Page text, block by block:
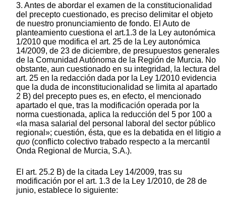
3. Antes de abordar el examen de la constitucionalidad
del precepto cuestionado, es preciso delimitar el objeto
de nuestro pronunciamiento de fondo. El Auto de
planteamiento cuestiona el art.1.3 de la Ley autonómica
1/2010 que modifica el art. 25 de la Ley autonómica
14/2009, de 23 de diciembre, de presupuestos generales
de la Comunidad Autónoma de la Región de Murcia. No
obstante, aun cuestionado en su integridad, la lectura del
art. 25 en la redacción dada por la Ley 1/2010 evidencia
que la duda de inconstitucionalidad se limita al apartado
2 B) del precepto pues es, en efecto, el mencionado
apartado el que, tras la modificación operada por la
norma cuestionada, aplica la reducción del 5 por 100 a
«la masa salarial del personal laboral del sector público
regional»; cuestión, ésta, que es la debatida en el litigio a
quo (conflicto colectivo trabado respecto a la mercantil
Onda Regional de Murcia, S.A.).
El art. 25.2 B) de la citada Ley 14/2009, tras su
modificación por el art. 1.3 de la Ley 1/2010, de 28 de
junio, establece lo siguiente: